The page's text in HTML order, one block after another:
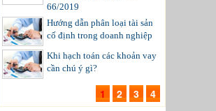
66/2019
Hướng dẫn phân loại tài sản
cố định trong doanh nghiệp
Khi hạch toán các khoản vay
cần chú ý gì?
1 2 3 4